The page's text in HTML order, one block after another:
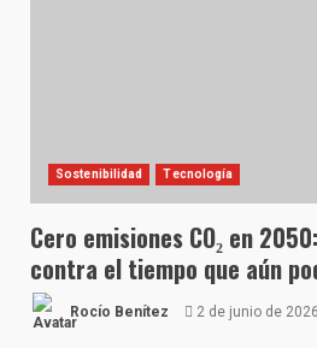
Sostenibilidad Tecnología
Cero emisiones CO₂ en
contra el tiempo que aún
Rocío Benítez 2 de junio de 2026